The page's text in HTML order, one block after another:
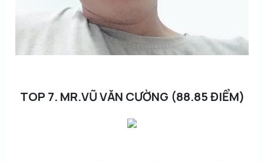
TOP 7. MR.VŨ VĂN CƯỜNG (88.85 ĐIỂM)